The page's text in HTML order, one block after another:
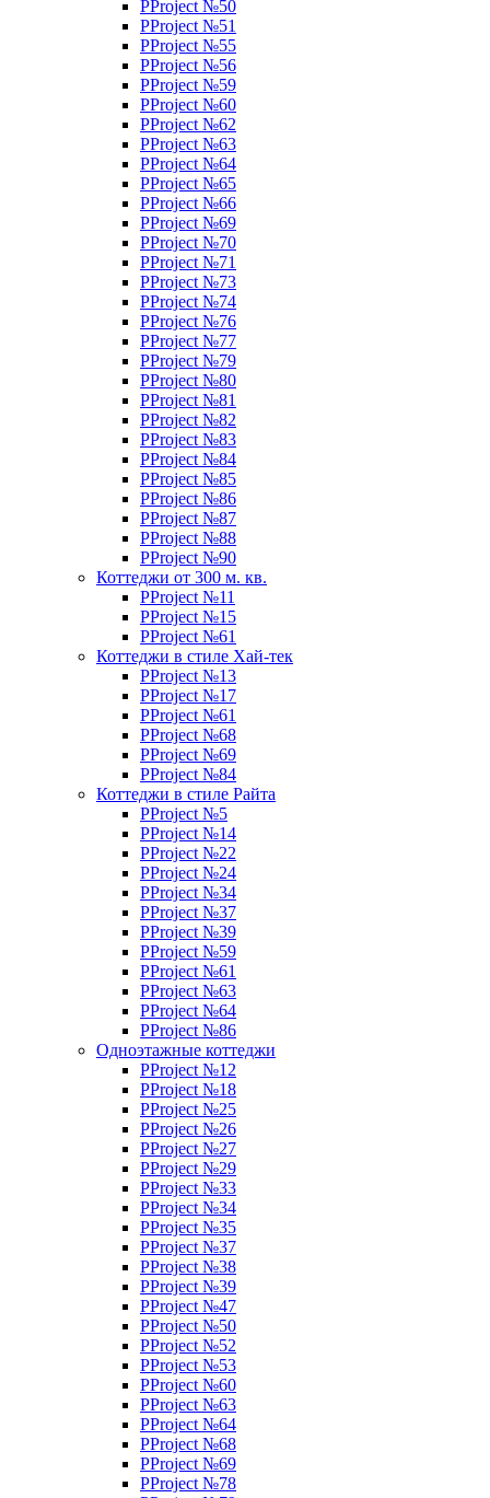
PProject №50
PProject №51
PProject №55
PProject №56
PProject №59
PProject №60
PProject №62
PProject №63
PProject №64
PProject №65
PProject №66
PProject №69
PProject №70
PProject №71
PProject №73
PProject №74
PProject №76
PProject №77
PProject №79
PProject №80
PProject №81
PProject №82
PProject №83
PProject №84
PProject №85
PProject №86
PProject №87
PProject №88
PProject №90
Коттеджи от 300 м. кв.
PProject №11
PProject №15
PProject №61
Коттеджи в стиле Хай-тек
PProject №13
PProject №17
PProject №61
PProject №68
PProject №69
PProject №84
Коттеджи в стиле Райта
PProject №5
PProject №14
PProject №22
PProject №24
PProject №34
PProject №37
PProject №39
PProject №59
PProject №61
PProject №63
PProject №64
PProject №86
Одноэтажные коттеджи
PProject №12
PProject №18
PProject №25
PProject №26
PProject №27
PProject №29
PProject №33
PProject №34
PProject №35
PProject №37
PProject №38
PProject №39
PProject №47
PProject №50
PProject №52
PProject №53
PProject №60
PProject №63
PProject №64
PProject №68
PProject №69
PProject №78